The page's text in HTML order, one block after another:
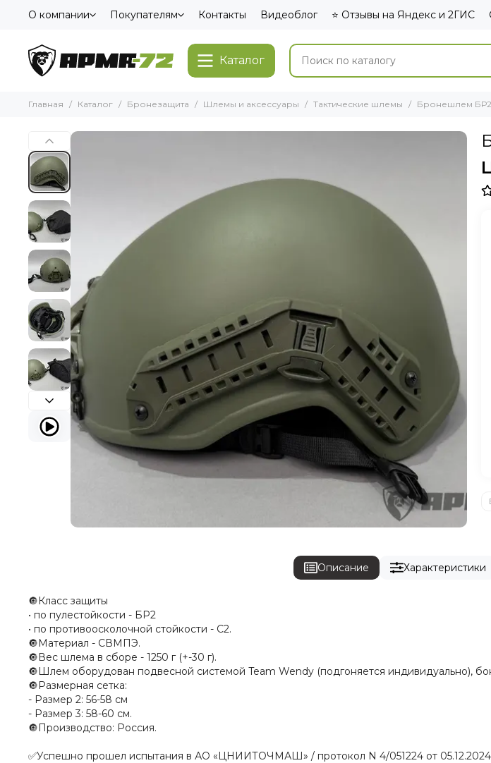
О компании Покупателям Контакты Видеоблог ⭐ Отзывы на Яндекс и 2ГИС
Каталог
Главная Каталог Бронезащита Шлемы и аксессуары Тактические шлемы Бронешлем БР2
Описание Характеристики
🔘Класс защиты
• по пулестойкости - БР2
• по противоосколочной стойкости - С2.
🔘Материал - СВМПЭ.
🔘Вес шлема в сборе - 1250 г (+-30 г).
🔘Шлем оборудован подвесной системой Team Wendy (подгоняется индивидуально),
🔘Размерная сетка:
- Размер 2: 56-58 см
- Размер 3: 58-60 см.
🔘Производство: Россия.
✅Успешно прошел испытания в АО «ЦНИИТОЧМАШ» / протокол N 4/051224 от